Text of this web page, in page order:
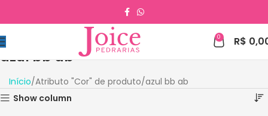
0 R$
azul bb ab
Início Atributo "Cor" de produto azul bb ab
Show column